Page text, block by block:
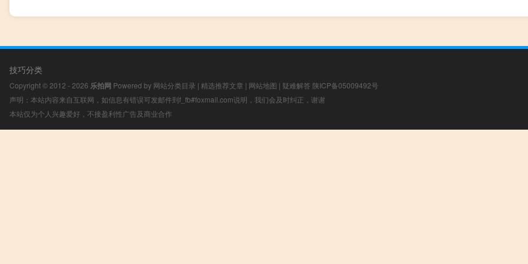
技巧分类
Copyright © 2012 - 2026 乐拍网 Powered by 网站分类目录 | 精选推荐文章 | 网站地图 | 疑难解答 陕ICP备05009492号
声明：本站内容来自互联网，如信息有错误可发邮件到f_fb#foxmail.com说明，我们会及时纠正，谢谢
本站仅为个人兴趣爱好，不接盈利性广告及商业合作